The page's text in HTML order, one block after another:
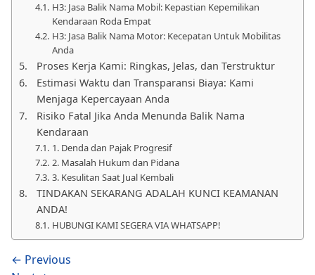
H3: Jasa Balik Nama Mobil: Kepastian Kepemilikan
Kendaraan Roda Empat
H3: Jasa Balik Nama Motor: Kecepatan Untuk Mobilitas
Anda
Proses Kerja Kami: Ringkas, Jelas, dan Terstruktur
Estimasi Waktu dan Transparansi Biaya: Kami
Menjaga Kepercayaan Anda
Risiko Fatal Jika Anda Menunda Balik Nama
Kendaraan
1. Denda dan Pajak Progresif
2. Masalah Hukum dan Pidana
3. Kesulitan Saat Jual Kembali
TINDAKAN SEKARANG ADALAH KUNCI KEAMANAN
ANDA!
HUBUNGI KAMI SEGERA VIA WHATSAPP!
← Previous